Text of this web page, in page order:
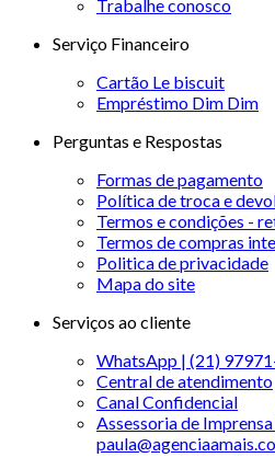
Trabalhe conosco
Serviço Financeiro
Cartão Le biscuit
Empréstimo Dim Dim
Perguntas e Respostas
Formas de pagamento
Política de troca e
Termos e condições -
Termos de compras
Politica de privacidade
Mapa do site
Serviços ao cliente
WhatsApp | (21)
Central de atendimento
Canal Confidencial
Assessoria de Imprensa